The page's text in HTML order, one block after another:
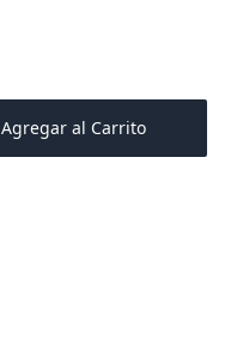
Agregar al Carrito